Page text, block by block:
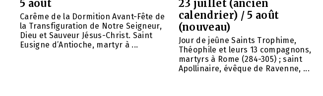
5 août
Carême de la Dormition Avant-Fête de
la Transfiguration de Notre Seigneur,
Dieu et Sauveur Jésus-Christ. Saint
Eusigne d’Antioche, martyr à ...
23 juillet (ancien
calendrier) / 5 août
(nouveau)
Jour de jeûne Saints Trophime,
Théophile et leurs 13 compagnons,
martyrs à Rome (284-305) ; saint
Apollinaire, évêque de Ravenne, ...